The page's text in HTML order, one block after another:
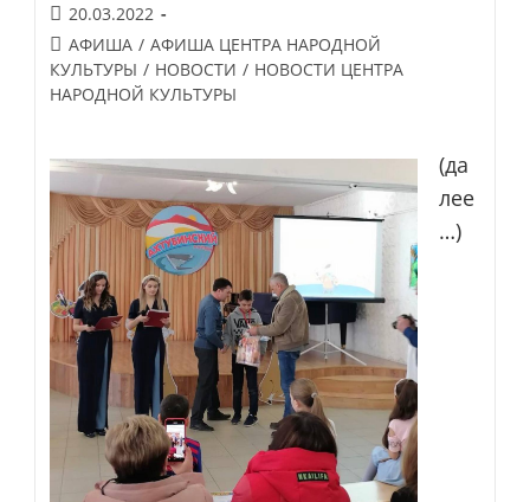
Запись
опубликована:
20.03.2022
Post
category:
АФИША / АФИША ЦЕНТРА НАРОДНОЙ
КУЛЬТУРЫ / НОВОСТИ / НОВОСТИ ЦЕНТРА
НАРОДНОЙ КУЛЬТУРЫ
(да
лее
…)